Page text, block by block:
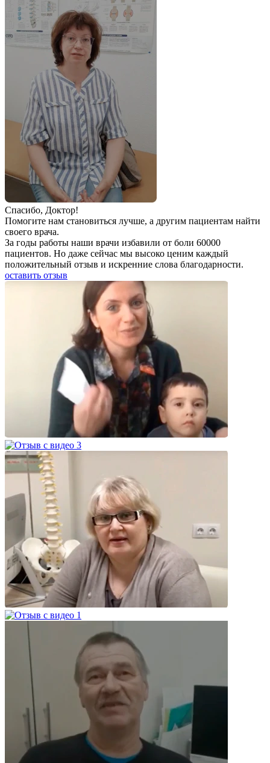
Спаcибо, Доктор!
Помогите нам становиться лучше, а другим пациентам найти
своего врача.
За годы работы наши врачи избавили от боли 60000
пациентов. Но даже сейчас мы высоко ценим каждый
положительный отзыв и искренние слова благодарности.
оставить отзыв